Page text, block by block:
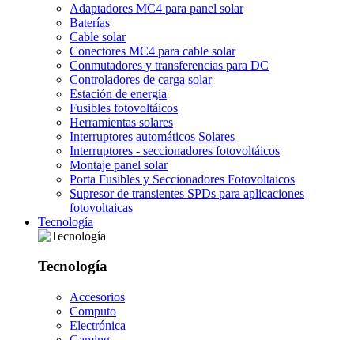
Adaptadores MC4 para panel solar
Baterías
Cable solar
Conectores MC4 para cable solar
Conmutadores y transferencias para DC
Controladores de carga solar
Estación de energía
Fusibles fotovoltáicos
Herramientas solares
Interruptores automáticos Solares
Interruptores - seccionadores fotovoltáicos
Montaje panel solar
Porta Fusibles y Seccionadores Fotovoltaicos
Supresor de transientes SPDs para aplicaciones
fotovoltaicas
Tecnología
Tecnología
Accesorios
Computo
Electrónica